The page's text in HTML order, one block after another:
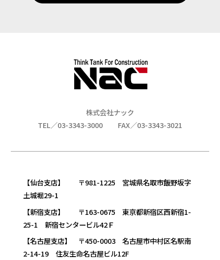
株式会社ナック
TEL／03-3343-3000
FAX／03-3343-3021
【仙台支店】 〒981-1225 宮城県名取市飯野坂字
土城堀29-1
【新宿支店】 〒163-0675 東京都新宿区西新宿1-
25-1 新宿センタービル42Ｆ
【名古屋支店】 〒450-0003 名古屋市中村区名駅南
2-14-19 住友生命名古屋ビル12F